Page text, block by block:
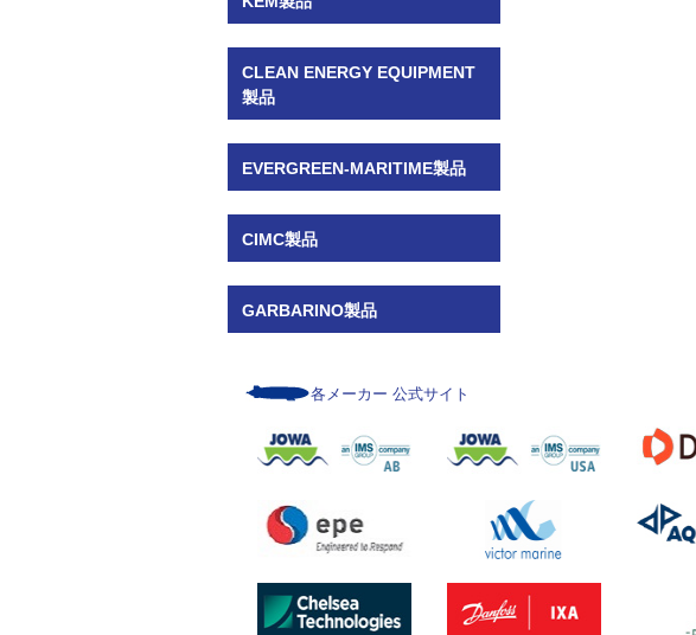
CLEAN ENERGY EQUIPMENT
製品
EVERGREEN-MARITIME製品
CIMC製品
GARBARINO製品
各メーカー 公式サイト